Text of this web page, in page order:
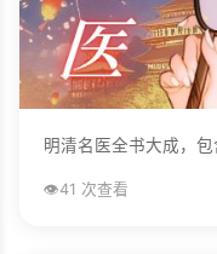
明清名医全书大成，
👁️41 次查看